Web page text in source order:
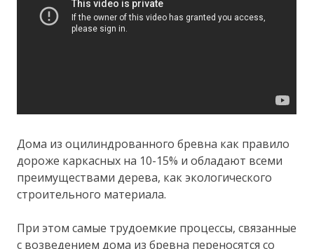
Дома из оцилиндрованного бревна как правило
дороже каркасных на 10-15% и обладают всеми
преимуществами дерева, как экологического
строительного материала.
При этом самые трудоемкие процессы, связанные
с возведением дома из бревна переносятся со